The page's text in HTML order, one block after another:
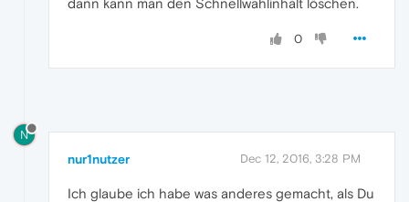
dann kann man den Schnellwahlinhalt löschen.
0
N
nur1nutzer Dec 12, 2016, 3:28 PM
Ich glaube ich habe was anderes gemacht, als Du